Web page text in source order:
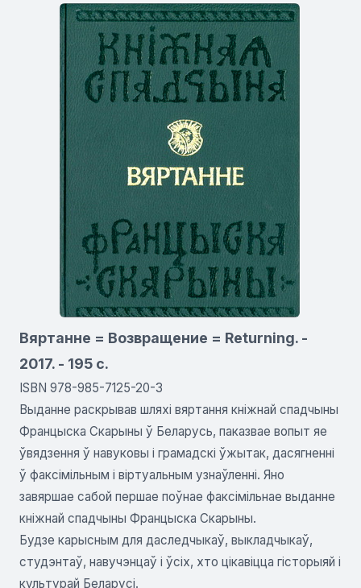
Вяртанне = Возвращение = Returning. -
2017. - 195 с.
ISBN 978-985-7125-20-3
Выданне раскрывав шляхі вяртання кніжнай спадчыны
Францыска Скарыны ў Беларусь, паказвае вопыт яе
ўвядзення ў навуковы і грамадскі ўжытак, дасягненні
ў факсімільным і віртуальным узнаўленні. Яно
завяршае сабой першае поўнае факсімільнае выданне
кніжнай спадчыны Францыска Скарыны.
Будзе карысным для даследчыкаў, выкладчыкаў,
студэнтаў, навучэнцаў і ўсіх, хто цікавіцца гісторыяй і
культурай Беларусі.